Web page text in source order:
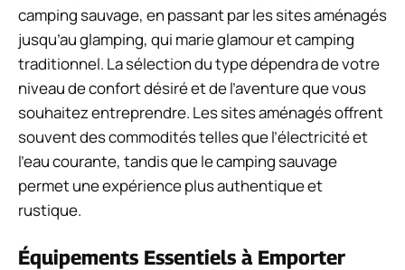
camping sauvage, en passant par les sites aménagés
jusqu’au glamping, qui marie glamour et camping
traditionnel. La sélection du type dépendra de votre
niveau de confort désiré et de l’aventure que vous
souhaitez entreprendre. Les sites aménagés offrent
souvent des commodités telles que l’électricité et
l’eau courante, tandis que le camping sauvage
permet une expérience plus authentique et
rustique.
Équipements Essentiels à Emporter